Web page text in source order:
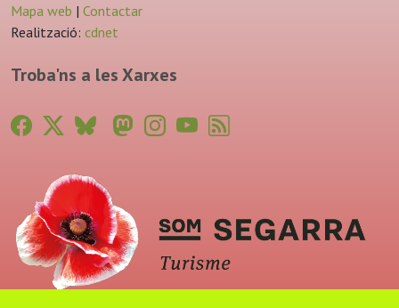
Mapa web | Contactar
Realització: cdnet
Troba'ns a les Xarxes